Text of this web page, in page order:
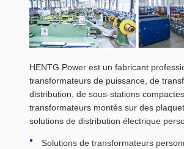
HENTG Power est un fabricant
transformateurs de puissance, de
distribution, de sous-stations
transformateurs montés sur des
solutions de distribution électrique
Solutions de transformateurs